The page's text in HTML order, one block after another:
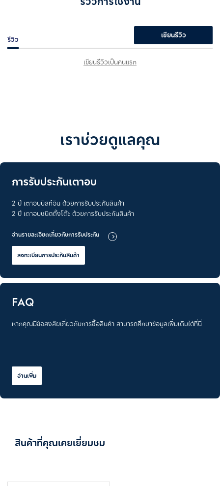
รีวิว เขียนรีวิว
เขียนรีวิวเป็นคนแรก
เราช่วยดูแลคุณ
การรับประกันเตาอบ
2 ปี เตาอบบิลท์อิน ด้วยการรับประกันสินค้า
2 ปี เตาอบชนิดตั้งโต๊ะ ด้วยการรับประกันสินค้า
อ่านรายละเอียดเกี่ยวกับการรับประกัน
ลงทะเบียนการประกันสินค้า
FAQ
หากคุณมีข้อสงสัยเกี่ยวกับการซื้อสินค้า สามารถศึกษาข้อมูลเพิ่มเติมได้ที่นี่
อ่านเพิ่ม
สินค้าที่คุณเคยเยี่ยมชม